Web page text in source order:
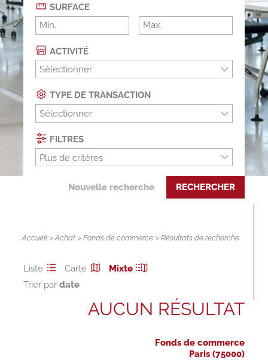
SURFACE
ACTIVITÉ
Sélectionner
TYPE DE TRANSACTION
Sélectionner
FILTRES
Plus de critères
Nouvelle recherche RECHERCHER
Accueil >Achat >Fonds de commerce > Résultats de recherche
Liste Carte
Mixte
Trier par
AUCUN RÉSULTAT
Fonds de commerce
Paris (75000)